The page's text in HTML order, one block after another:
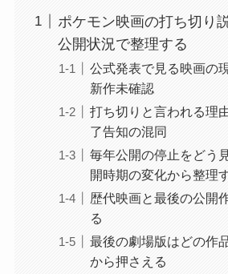
ポケモン映画の打ち切り
公開状況で整理する
公式発表で見る映画の
新作未確認
打ち切りと言われる理
了告知の混同
毎年公開の停止をどう
開時期の変化から整理
歴代映画と最後の公開
る
最後の劇場版はどの作
から押さえる